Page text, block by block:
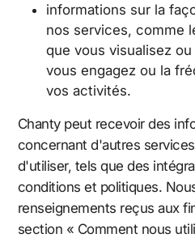
informations sur la
nos services, comme
que vous visualisez
vous engagez ou la
vos activités.
Chanty peut recevoir des
concernant d'autres
d'utiliser, tels que des
conditions et politiques.
renseignements reçus aux
section « Comment nous